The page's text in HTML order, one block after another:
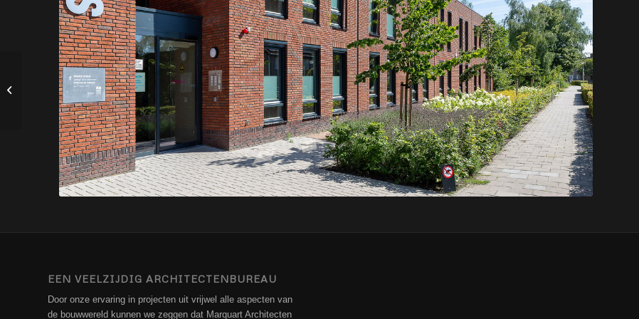
EEN VEELZIJDIG ARCHITECTENBUREAU
Door onze ervaring in projecten uit vrijwel alle aspecten van
de bouwwereld kunnen we zeggen dat Marquart Architecten
Kindcentrum ’t Veer